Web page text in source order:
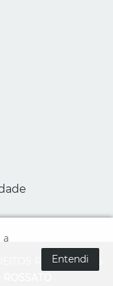
RESERVADOS
a
Entendi